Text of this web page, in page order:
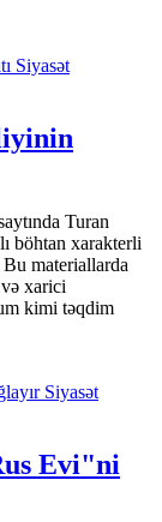
Siyasət
Turan
böhtan xarakterli
materiallarda
xarici
kimi təqdim
Siyasət
Evi"ni